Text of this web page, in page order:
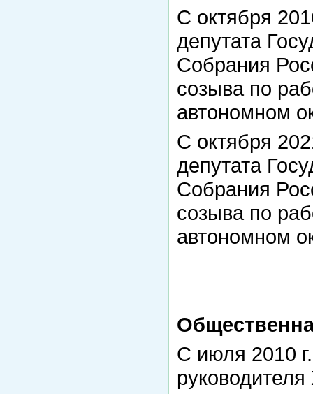
С октября
депутата
Собрания
созыва по
автономном
С октября
депутата
Собрания
созыва по
автономном
С июля 2010